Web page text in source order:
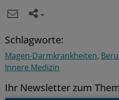
Schlagworte:
Magen-Darmkrankheiten
Innere Medizin
Ihr Newsletter zum